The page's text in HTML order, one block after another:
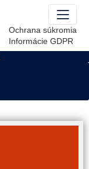
Ochrana súkromia
Informácie GDPR